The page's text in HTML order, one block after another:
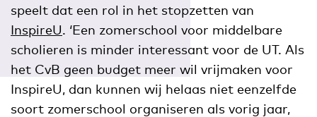
speelt dat een rol in het stopzetten van
InspireU. ‘Een zomerschool voor middelbare
scholieren is minder interessant voor de UT. Als
het CvB geen budget meer wil vrijmaken voor
InspireU, dan kunnen wij helaas niet eenzelfde
soort zomerschool organiseren als vorig jaar,